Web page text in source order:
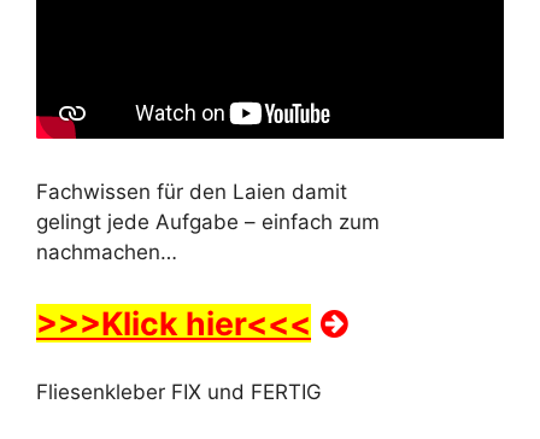
Fachwissen für den Laien damit
gelingt jede Aufgabe – einfach zum
nachmachen…
>>>Klick hier<<<
Fliesenkleber FIX und FERTIG